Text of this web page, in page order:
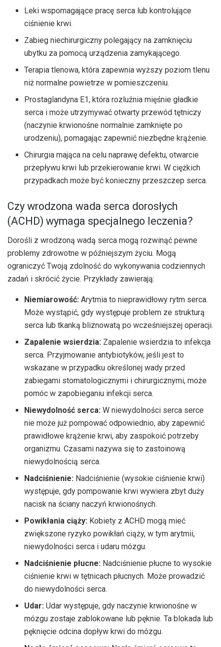
Leki wspomagające pracę serca lub kontrolujące
ciśnienie krwi.
Zabieg niechirurgiczny polegający na zamknięciu
ubytku za pomocą urządzenia zamykającego.
Terapia tlenowa, która zapewnia wyższy poziom tlenu
niż normalne powietrze w pomieszczeniu.
Prostaglandyna E1, która rozluźnia mięśnie gładkie
serca i może utrzymywać otwarty przewód tętniczy
(naczynie krwionośne normalnie zamknięte po
urodzeniu), pomagając zapewnić niezbędne krążenie.
Chirurgia mająca na celu naprawę defektu, otwarcie
przepływu krwi lub przekierowanie krwi. W ciężkich
przypadkach może być konieczny przeszczep serca.
Czy wrodzona wada serca dorosłych
(ACHD) wymaga specjalnego leczenia?
Dorośli z wrodzoną wadą serca mogą rozwinąć pewne
problemy zdrowotne w późniejszym życiu. Mogą
ograniczyć Twoją zdolność do wykonywania codziennych
zadań i skrócić życie. Przykłady zawierają:
Niemiarowość: Arytmia to nieprawidłowy rytm serca.
Może wystąpić, gdy występuje problem ze strukturą
serca lub tkanką bliznowatą po wcześniejszej operacji.
Zapalenie wsierdzia: Zapalenie wsierdzia to infekcja
serca. Przyjmowanie antybiotyków, jeśli jest to
wskazane w przypadku określonej wady przed
zabiegami stomatologicznymi i chirurgicznymi, może
pomóc w zapobieganiu infekcji serca.
Niewydolność serca: W niewydolności serca serce
nie może już pompować odpowiednio, aby zapewnić
prawidłowe krążenie krwi, aby zaspokoić potrzeby
organizmu. Czasami nazywa się to zastoinową
niewydolnością serca.
Nadciśnienie: Nadciśnienie (wysokie ciśnienie krwi)
występuje, gdy pompowanie krwi wywiera zbyt duży
nacisk na ściany naczyń krwionośnych.
Powikłania ciąży: Kobiety z ACHD mogą mieć
zwiększone ryzyko powikłań ciąży, w tym arytmii,
niewydolności serca i udaru mózgu.
Nadciśnienie płucne: Nadciśnienie płucne to wysokie
ciśnienie krwi w tętnicach płucnych. Może prowadzić
do niewydolności serca.
Udar: Udar występuje, gdy naczynie krwionośne w
mózgu zostaje zablokowane lub pęknie. Ta blokada lub
pęknięcie odcina dopływ krwi do mózgu.